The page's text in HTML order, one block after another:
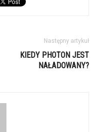
Następny artykuł
KIEDY PHOTON JEST
NAŁADOWANY?